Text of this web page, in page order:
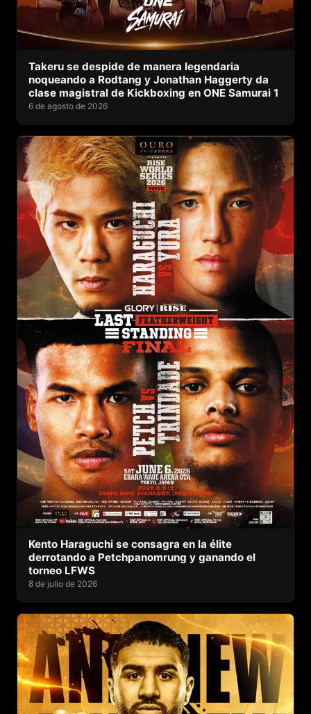
Takeru se despide de manera legendaria
noqueando a Rodtang y Jonathan Haggerty da
clase magistral de Kickboxing en ONE Samurai 1
6 de agosto de 2026
Kento Haraguchi se consagra en la élite
derrotando a Petchpanomrung y ganando el
torneo LFWS
8 de julio de 2026